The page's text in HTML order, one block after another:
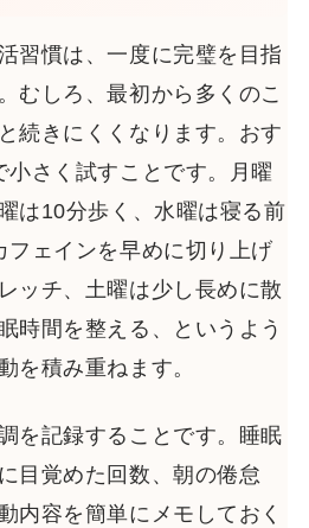
習慣は、一度に完璧を目指
むしろ、最初から多くのこ
続きにくくなります。おす
小さく試すことです。月曜
は10分歩く、水曜は寝る前
フェインを早めに切り上げ
ッチ、土曜は少し長めに散
時間を整える、というよう
を積み重ねます。
を記録することです。睡眠
目覚めた回数、朝の倦怠
内容を簡単にメモしておく